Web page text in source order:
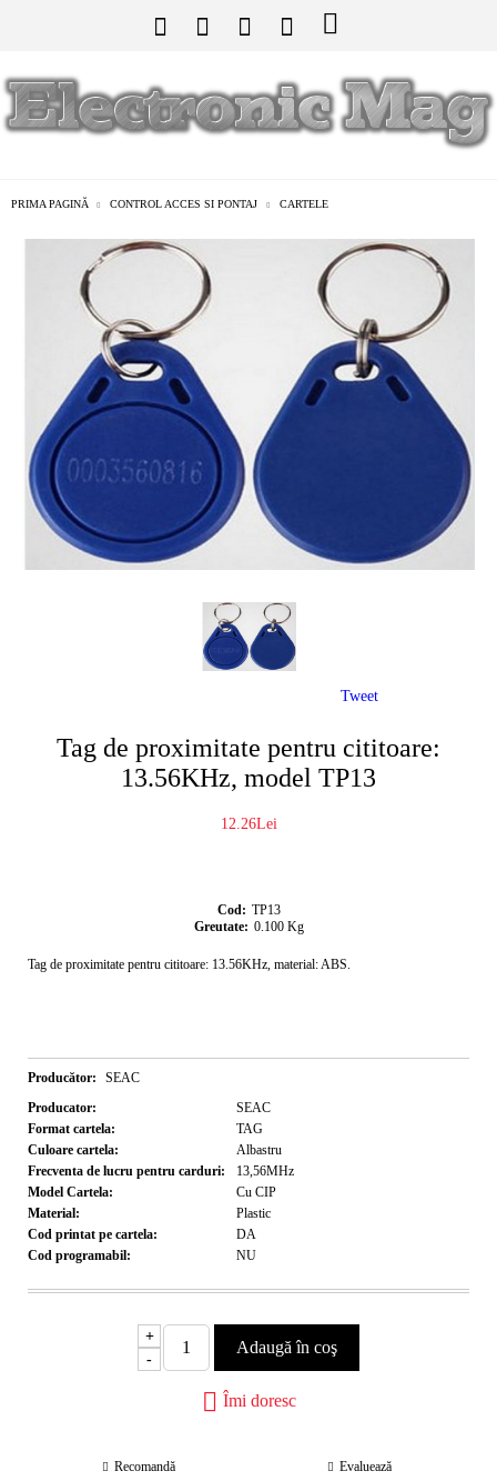
PRIMA PAGINĂ CONTROL ACCES SI PONTAJ CARTELE
Tag de proximitate pentru cititoare:
13.56KHz, model TP13
12.26Lei
Cod: TP13
Greutate: 0.100 Kg
Tag de proximitate pentru cititoare: 13.56KHz, material: ABS.
Producător:
SEAC
Producator:
SEAC
Format cartela:
TAG
Culoare cartela:
Albastru
Frecventa de lucru pentru carduri:
13,56MHz
Model Cartela:
Cu CIP
Material:
Plastic
Cod printat pe cartela:
DA
Cod programabil:
NU
+
-
Îmi doresc
Recomandă Evaluează
Tweet